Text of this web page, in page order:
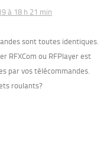
à 18 h 21 min
sont toutes identiques.
RFXCom ou RFPlayer est
par vos télécommandes.
roulants?